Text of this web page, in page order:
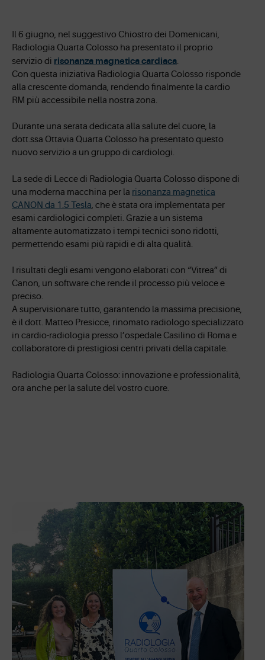
Il 6 giugno, nel suggestivo Chiostro dei Domenicani,
Radiologia Quarta Colosso ha presentato il proprio
servizio di risonanza magnetica cardiaca.
Con questa iniziativa Radiologia Quarta Colosso risponde
alla crescente domanda, rendendo finalmente la cardio
RM più accessibile nella nostra zona.
Durante una serata dedicata alla salute del cuore, la
dott.ssa Ottavia Quarta Colosso ha presentato questo
nuovo servizio a un gruppo di cardiologi.
La sede di Lecce di Radiologia Quarta Colosso dispone di
una moderna macchina per la risonanza magnetica
CANON da 1.5 Tesla, che è stata ora implementata per
esami cardiologici completi. Grazie a un sistema
altamente automatizzato i tempi tecnici sono ridotti,
permettendo esami più rapidi e di alta qualità.
I risultati degli esami vengono elaborati con “Vitrea” di
Canon, un software che rende il processo più veloce e
preciso.
A supervisionare tutto, garantendo la massima precisione,
è il dott. Matteo Presicce, rinomato radiologo specializzato
in cardio-radiologia presso l’ospedale Casilino di Roma e
collaboratore di prestigiosi centri privati della capitale.
Radiologia Quarta Colosso: innovazione e professionalità,
ora anche per la salute del vostro cuore.